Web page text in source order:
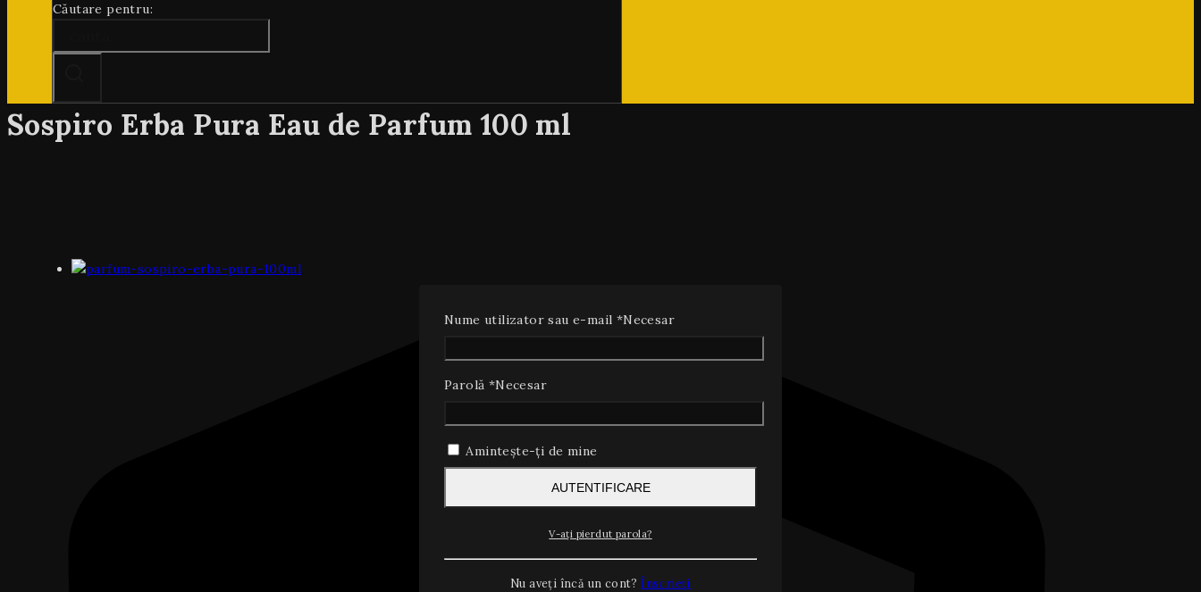
Căutare pentru:
Sospiro Erba Pura Eau de Parfum 100 ml
Nume utilizator sau e-mail *Necesar
Parolă *Necesar
Amintește-ți de mine
AUTENTIFICARE
V-ați pierdut parola?
Nu aveți încă un cont? Înscrieți